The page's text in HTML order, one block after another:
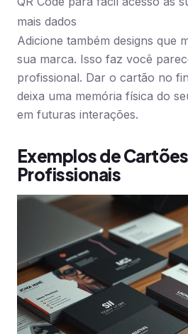
mais dados
Adicione também designs que
sua marca. Isso faz você
profissional. Dar o cartão no
deixa uma memória física do
em futuras interações.
Exemplos de
Profissionais